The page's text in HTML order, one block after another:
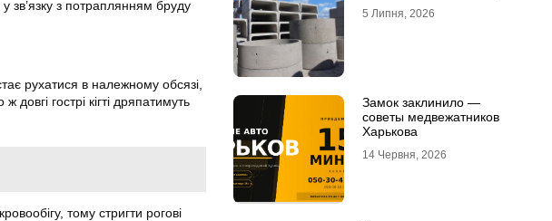
зв’язку з потраплянням бруду
рухатися в належному обсязі,
довгі гострі кігті дряпатимуть
тому стригти рогові
5 Липня, 2026
Замок заклинило —
советы медвежатников
Харькова
14 Червня, 2026